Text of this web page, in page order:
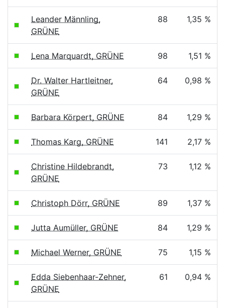
Leander Männling,
GRÜNE
88 1,35 %
Lena Marquardt, GRÜNE 98 1,51 %
Dr. Walter Hartleitner,
GRÜNE
64 0,98 %
Barbara Körpert, GRÜNE 84 1,29 %
Thomas Karg, GRÜNE 141 2,17 %
Christine Hildebrandt,
GRÜNE
73 1,12 %
Christoph Dörr, GRÜNE 89 1,37 %
Jutta Aumüller, GRÜNE 84 1,29 %
Michael Werner, GRÜNE 75 1,15 %
Edda Siebenhaar-Zehner,
GRÜNE
61 0,94 %